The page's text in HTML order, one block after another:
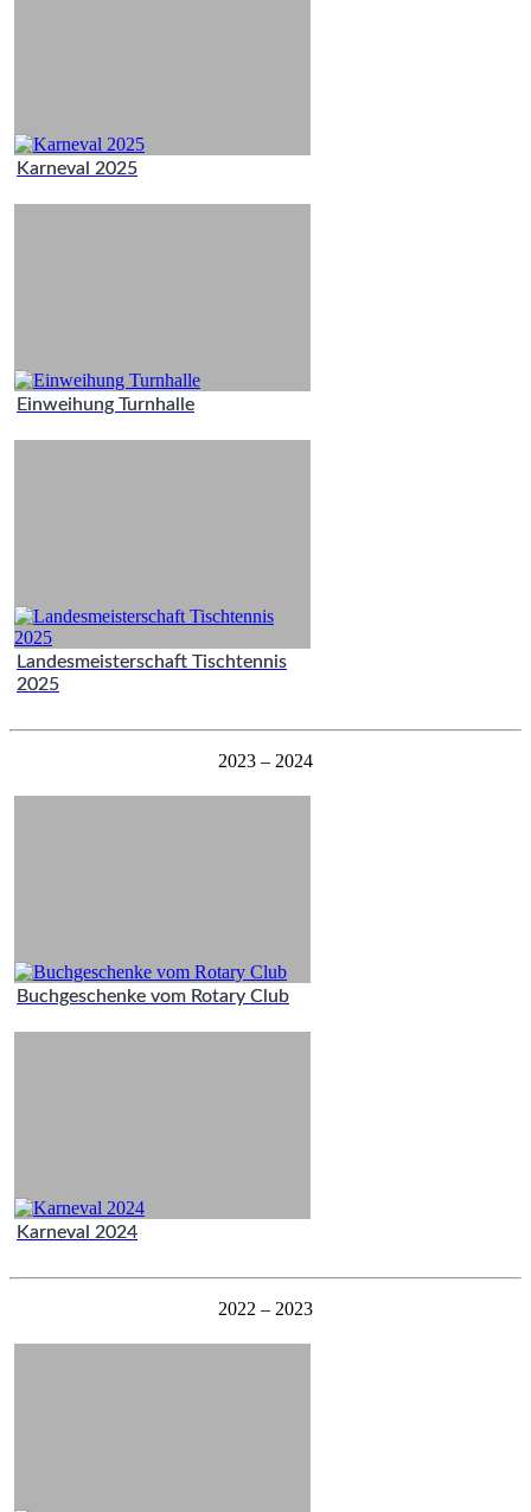
Karneval 2025
Einweihung Turnhalle
Landesmeisterschaft Tischtennis
2025
2023 – 2024
Buchgeschenke vom Rotary Club
Karneval 2024
2022 – 2023